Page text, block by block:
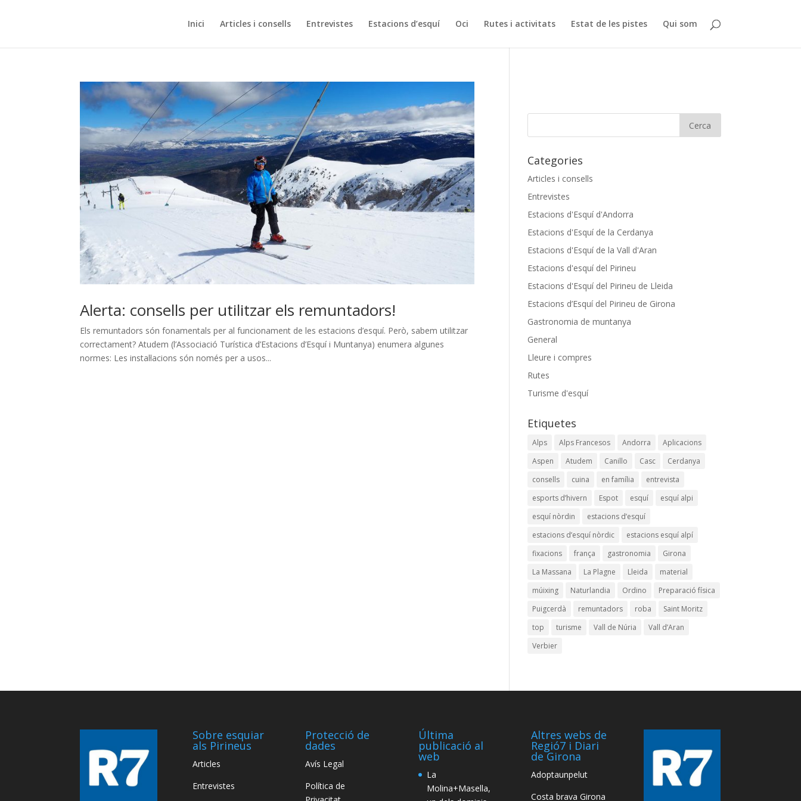
Inici Articles i consells Entrevistes Estacions d’esquí Oci Rutes i activitats Estat de les pistes Qui som
Alerta: consells per utilitzar els remuntadors!
Els remuntadors són fonamentals per al funcionament de les estacions d’esquí. Però, sabem utilitzar
correctament? Atudem (l’Associació Turística d’Estacions d’Esquí i Muntanya) enumera algunes
normes: Les instal·lacions són només per a usos...
Categories
Articles i consells
Entrevistes
Estacions d'Esquí d'Andorra
Estacions d'Esquí de la Cerdanya
Estacions d'Esquí de la Vall d'Aran
Estacions d'esquí del Pirineu
Estacions d'Esquí del Pirineu de Lleida
Estacions d’Esquí del Pirineu de Girona
Gastronomia de muntanya
General
Lleure i compres
Rutes
Turisme d'esquí
Etiquetes
Alps Alps Francesos Andorra
Aplicacions
Aspen
Atudem Canillo Casc
Cerdanya
consells
cuina en família
entrevista
esports d’hivern
Espot esquí
esquí alpi
esquí nòrdin
estacions d’esquí
estacions d’esquí nòrdic
estacions esquí alpí
fixacions
frança gastronomia
Girona
La Massana
La Plagne Lleida
material
múixing
Naturlandia Ordino
Preparació física
Puigcerdà
remuntadors roba
Saint Moritz
top
turisme Vall de Núria
Vall d’Aran
Verbier
Sobre esquiar
als Pirineus
Articles
Entrevistes
Protecció de
dades
Avís Legal
Política de
Última
publicació al
web
La
Molina+Masella,
Altres webs de
Regió7 i Diari
de Girona
Adoptaunpelut
Costa brava Girona